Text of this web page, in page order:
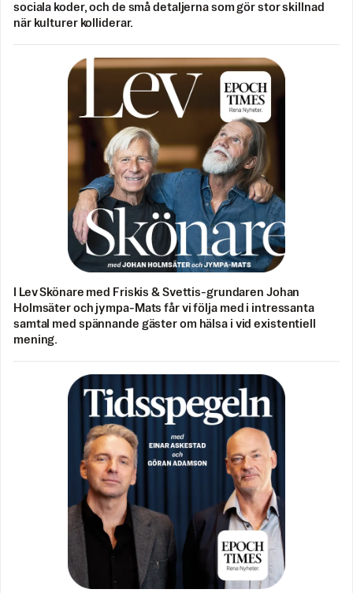
sociala koder, och de små detaljerna som gör stor skillnad
när kulturer kolliderar.
I Lev Skönare med Friskis & Svettis-grundaren Johan
Holmsäter och jympa-Mats får vi följa med i intressanta
samtal med spännande gäster om hälsa i vid existentiell
mening.